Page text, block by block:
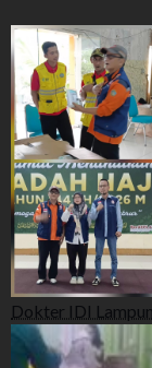
Dokter IDI